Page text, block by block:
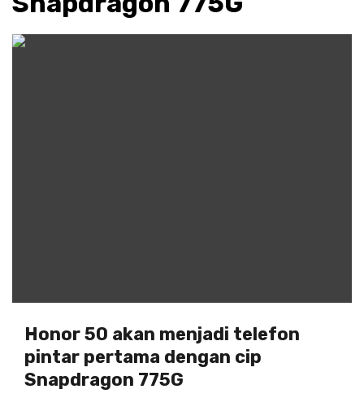
Honor 50 akan menjadi telefon
pintar pertama dengan cip
Snapdragon 775G